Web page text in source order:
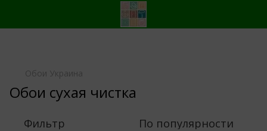
Обои Украина
Обои сухая чистка
Фильтр По популярности